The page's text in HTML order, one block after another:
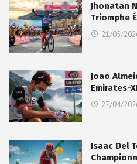
Jhonatan
Triomphe
21/05/
Joao
Emirates-
27/04/
Isaac Del